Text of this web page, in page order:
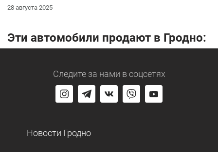
28 августа 2025
Эти автомобили продают в Гродно:
Следите за нами в соцсетях
Новости Гродно